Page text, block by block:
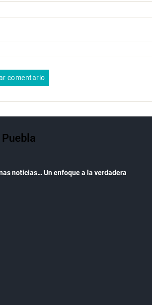
noticias… Un enfoque a la verdadera